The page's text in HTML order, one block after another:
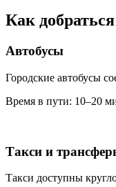
Как
Автобусы
Городские автобусы
Время в пути: 10–20
Такси и
Такси доступны